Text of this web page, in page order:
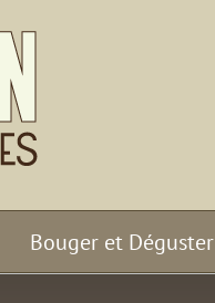
Bouger et Déguster